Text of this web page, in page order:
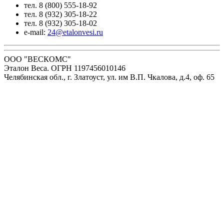
тел. 8 (800) 555-18-92
тел. 8 (932) 305-18-22
тел. 8 (932) 305-18-02
e-mail: 24@etalonvesi.ru
ООО "ВЕСКОМС"
Эталон Веса. ОГРН 1197456010146
Челябинская обл., г. Златоуст, ул. им В.П. Чкалова, д.4, оф. 65